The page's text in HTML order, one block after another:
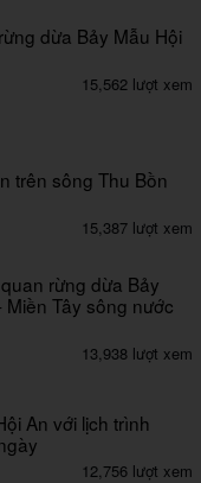
dừa Bảy Mẫu Hội
15,562 lượt xem
trên sông Thu Bồn
15,387 lượt xem
rừng dừa Bảy
Tây sông nước
13,938 lượt xem
An với lịch trình
12,756 lượt xem